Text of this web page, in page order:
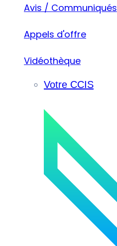
Avis / Communiqués
Appels d'offre
Vidéothèque
Votre CCIS